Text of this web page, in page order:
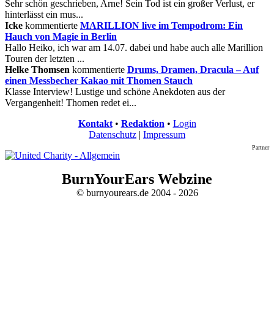
Sehr schön geschrieben, Arne! Sein Tod ist ein großer Verlust, er
hinterlässt ein mus...
Icke kommentierte MARILLION live im Tempodrom: Ein
Hauch von Magie in Berlin
Hallo Heiko, ich war am 14.07. dabei und habe auch alle Marillion
Touren der letzten ...
Helke Thomsen kommentierte Drums, Dramen, Dracula – Auf
einen Messbecher Kakao mit Thomen Stauch
Klasse Interview! Lustige und schöne Anekdoten aus der
Vergangenheit! Thomen redet ei...
Kontakt• Redaktion • Login
Datenschutz | Impressum
Partner
BurnYourEars Webzine
© burnyourears.de 2004 - 2026